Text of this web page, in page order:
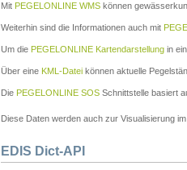
Mit PEGELONLINE WMS können
Weiterhin sind die Informationen auch mit
Um die PEGELONLINE Kartendarstellung in
Über eine KML-Datei können aktuelle
Die PEGELONLINE SOS Schnittstelle basiert
Diese Daten werden auch zur Visualisierung im
EDIS Dict-API